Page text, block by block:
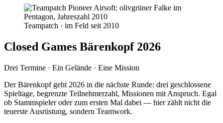
Teampatch · im Feld seit 2010
Closed Games Bärenkopf 2026
Drei Termine · Ein Gelände · Eine Mission
Der Bärenkopf geht 2026 in die nächste Runde: drei geschlossene
Spieltage, begrenzte Teilnehmerzahl, Missionen mit Anspruch. Egal
ob Stammspieler oder zum ersten Mal dabei — hier zählt nicht die
teuerste Ausrüstung, sondern Teamwork.